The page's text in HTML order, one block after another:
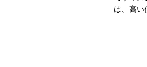
は、高い